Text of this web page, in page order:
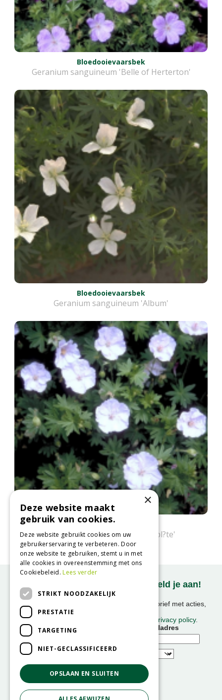
Bloedooievaarsbek
Geranium sanguineum 'Belle of Herterton'
Bloedooievaarsbek
Geranium sanguineum 'Album'
Bloedooievaarsbek
Geranium sanguineum 'Apfelbl?te'
Onze nieuwsbrief ontvangen? Meld je aan!
Ontvang ongeveer 1x per week onze nieuwsbrief met acties,
We slaan uw gegevens op conform onze
privacy policy.
Voornaam
E-mailadres
×
Deze website maakt
gebruik van cookies.
Deze website gebruikt cookies om uw
gebruikerservaring te verbeteren. Door
onze website te gebruiken, stemt u in met
alle cookies in overeenstemming met ons
Cookiebeleid.Lees verder
STRIKT NOODZAKELIJK
PRESTATIE
TARGETING
NIET-GECLASSIFICEERD
OPSLAAN EN SLUITEN